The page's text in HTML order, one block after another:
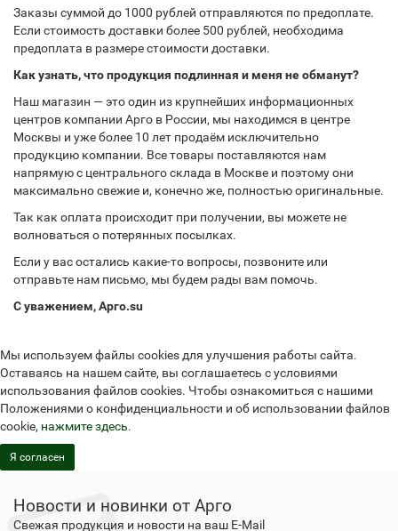
Заказы суммой до 1000 рублей отправляются по предоплате.
Если стоимость доставки более 500 рублей, необходима
предоплата в размере стоимости доставки.
Как узнать, что продукция подлинная и меня не обманут?
Наш магазин — это один из крупнейших информационных
центров компании Арго в России, мы находимся в центре
Москвы и уже более 10 лет продаём исключительно
продукцию компании. Все товары поставляются нам
напрямую с центрального склада в Москве и поэтому они
максимально свежие и, конечно же, полностью оригинальные.
Так как оплата происходит при получении, вы можете не
волноваться о потерянных посылках.
Если у вас остались какие-то вопросы, позвоните или
отправьте нам письмо, мы будем рады вам помочь.
С уважением, Арго.su
Мы используем файлы cookies для улучшения работы сайта.
Оставаясь на нашем сайте, вы соглашаетесь с условиями
использования файлов cookies. Чтобы ознакомиться с нашими
Положениями о конфиденциальности и об использовании файлов
cookie, нажмите здесь.
Я согласен
Новости и новинки от Арго
Свежая продукция и новости на ваш E-Mail